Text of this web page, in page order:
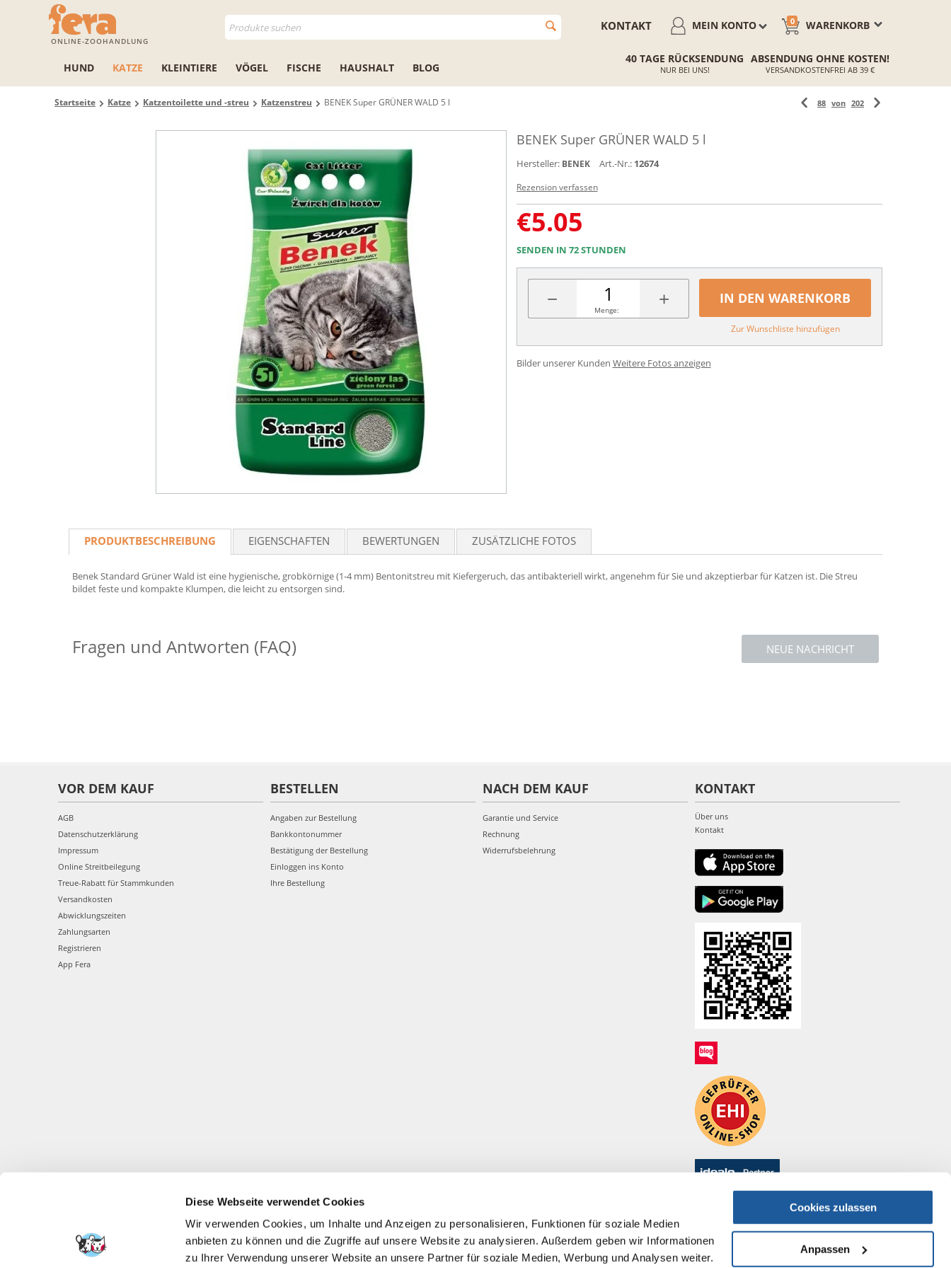
Diese Webseite verwendet Cookies
Wir verwenden Cookies, um Inhalte und Anzeigen zu personalisieren, Funktionen für soziale Medien
anbieten zu können und die Zugriffe auf unsere Website zu analysieren. Außerdem geben wir Informationen
zu Ihrer Verwendung unserer Website an unsere Partner für soziale Medien, Werbung und Analysen weiter.
Cookies zulassen
Anpassen
ONLINE-ZOOHANDLUNG
WARENKORB
0
MEIN KONTO
KONTAKT
HUND KATZE KLEINTIERE VÖGEL FISCHE HAUSHALT BLOG
40 TAGE RÜCKSENDUNG
NUR BEI UNS!
ABSENDUNG OHNE KOSTEN!
VERSANDKOSTENFREI AB 39 €
Startseite Katze Katzentoilette und -streu Katzenstreu BENEK Super GRÜNER WALD 5 l 88 von 202
BENEK Super GRÜNER WALD 5 l
Hersteller: BENEK Art.-Nr.: 12674
Rezension verfassen
€5.05
SENDEN IN 72 STUNDEN
− +
Menge:
IN DEN WARENKORB
Zur Wunschliste hinzufügen
Bilder unserer Kunden Weitere Fotos anzeigen
PRODUKTBESCHREIBUNG EIGENSCHAFTEN BEWERTUNGEN ZUSÄTZLICHE FOTOS
BenekStandard Grüner Wald ist eine hygienische, grobkörnige (1-4 mm) Bentonitstreu mit Kiefergeruch, das antibakteriell wirkt, angenehm für Sie und akzeptierbar für Katzen ist. Die Streu
bildet feste und kompakte Klumpen, die leicht zu entsorgen sind.
NEUE NACHRICHT
Fragen und Antworten (FAQ)
VOR DEM KAUF
AGB
Datenschutzerklärung
Impressum
Online Streitbeilegung
Treue-Rabatt für Stammkunden
Versandkosten
Abwicklungszeiten
Zahlungsarten
Registrieren
App Fera
BESTELLEN
Angaben zur Bestellung
Bankkontonummer
Bestätigung der Bestellung
Einloggen ins Konto
Ihre Bestellung
NACH DEM KAUF
Garantie und Service
Rechnung
Widerrufsbelehrung
KONTAKT
Über uns
Kontakt